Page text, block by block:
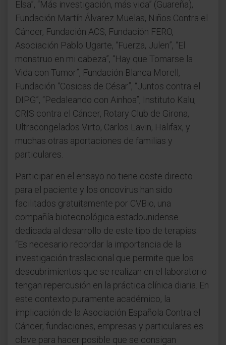
Elsa”, “Más investigación, más vida” (Guareña),
Fundación Martín Álvarez Muelas, Niños Contra el
Cáncer, Fundación ACS, Fundación FERO,
Asociación Pablo Ugarte, “Fuerza, Julen”, “El
monstruo en mi cabeza”, “Hay que Tomarse la
Vida con Tumor”, Fundación Blanca Morell,
Fundación “Cosicas de César”, “Juntos contra el
DIPG”, “Pedaleando con Ainhoa”, Instituto Kalu,
CRIS contra el Cáncer, Rotary Club de Girona,
Ultracongelados Virto, Carlos Lavin, Halifax, y
muchas otras aportaciones de familias y
particulares.
Participar en el ensayo no tiene coste directo
para el paciente y los oncovirus han sido
facilitados gratuitamente por CVBio, una
compañía biotecnológica estadounidense
dedicada al desarrollo de este tipo de terapias.
“Es necesario recordar la importancia de la
investigación traslacional que permite que los
descubrimientos que se realizan en el laboratorio
tengan repercusión en la práctica clínica diaria. En
este contexto puramente académico, la
implicación de la Asociación Española Contra el
Cáncer, fundaciones, empresas y particulares es
clave para hacer posible que se consigan